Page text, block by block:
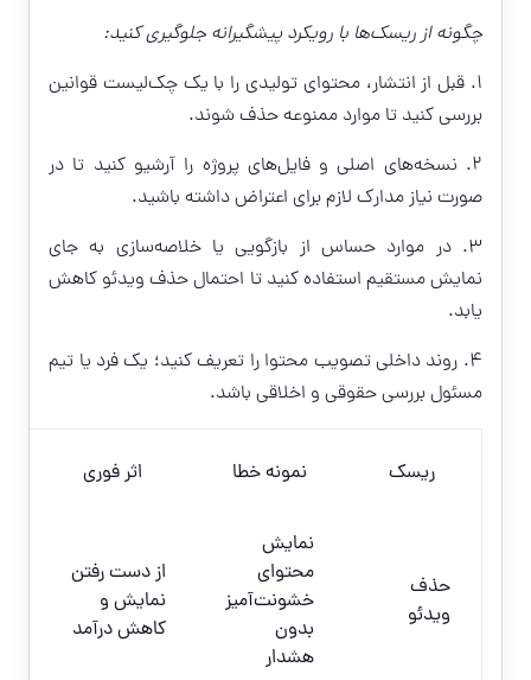
چگونه از ریسک‌ها با رویکرد پیشگیرانه جلوگیری کنید:
1. قبل از انتشار، محتوای تولیدی را با یک چک‌لیست قوانین
بررسی کنید تا موارد ممنوعه حذف شوند.
2. نسخه‌های اصلی و فایل‌های پروژه را آرشیو کنید تا در
صورت نیاز مدارک لازم برای اعتراض داشته باشید.
3. در موارد حساس از بازگویی یا خلاصه‌سازی به جای
نمایش مستقیم استفاده کنید تا احتمال حذف ویدئو کاهش
یابد.
4. روند داخلی تصویب محتوا را تعریف کنید؛ یک فرد یا تیم
مسئول بررسی حقوقی و اخلاقی باشد.
ریسک نمونه خطا اثر فوری
حذف
ویدئو
نمایش
محتوای
خشونت‌آمیز
بدون
هشدار
از دست رفتن
نمایش و
کاهش درآمد